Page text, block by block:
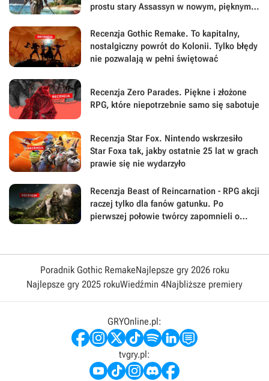
prostu stary Assassyn w nowym, pięknym
Recenzja Gothic Remake. To kapitalny,
nostalgiczny powrót do Kolonii. Tylko błędy
nie pozwalają w pełni świętować
Recenzja Zero Parades. Piękne i złożone
RPG, które niepotrzebnie samo się sabotuje
Recenzja Star Fox. Nintendo wskrzesiło
Star Foxa tak, jakby ostatnie 25 lat w grach
prawie się nie wydarzyło
Recenzja Beast of Reincarnation - RPG akcji
raczej tylko dla fanów gatunku. Po
pierwszej połowie twórcy zapomnieli o
Poradnik Gothic RemakeNajlepsze gry 2026 roku
Najlepsze gry 2025 rokuWiedźmin 4Najbliższe premiery
GRYOnline.pl:
tvgry.pl: